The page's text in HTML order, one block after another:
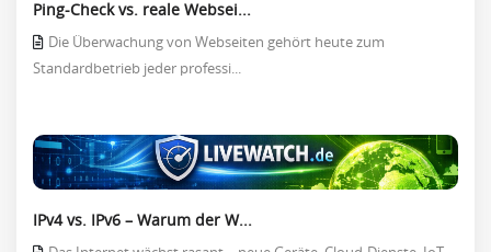
Ping-Check vs. reale Websei...
Die Überwachung von Webseiten gehört heute zum
Standardbetrieb jeder professi...
IPv4 vs. IPv6 – Warum der W...